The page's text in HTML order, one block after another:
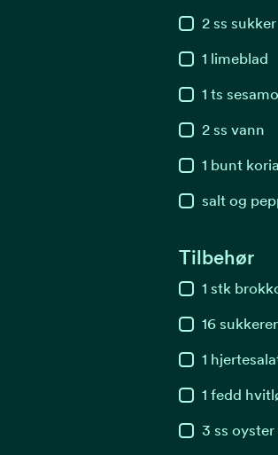
2 ss sukker
1 limeblad
1 ts
2 ss vann
1 bunt
salt og
Tilbehør
1 stk
16
1
1 fedd
3 ss oyster